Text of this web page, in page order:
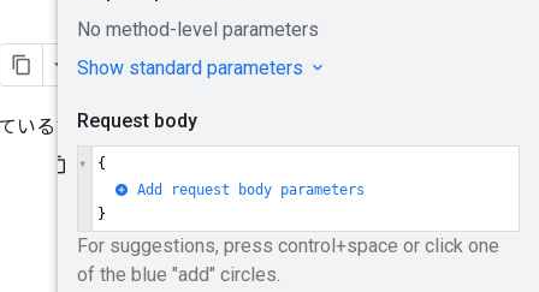
るすべての Recall トークン